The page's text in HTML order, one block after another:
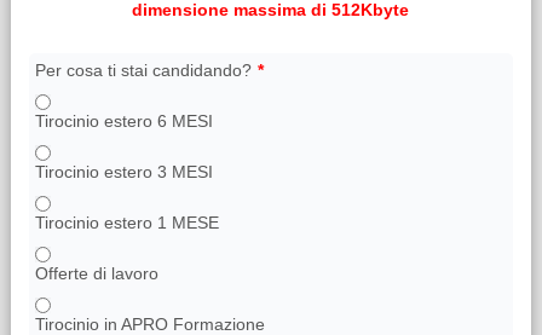
dimensione massima di 512Kbyte
Per cosa ti stai candidando? *
Tirocinio estero 6 MESI
Tirocinio estero 3 MESI
Tirocinio estero 1 MESE
Offerte di lavoro
Tirocinio in APRO Formazione